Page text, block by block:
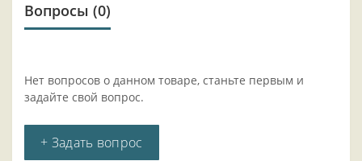
Вопросы (0)
Нет вопросов о данном товаре, станьте первым и
задайте свой вопрос.
+ Задать вопрос